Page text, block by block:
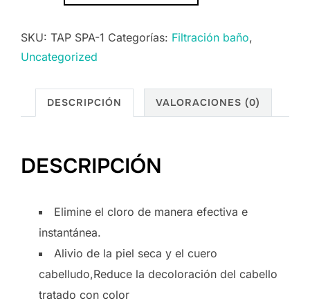
SKU: TAP SPA-1 Categorías: Filtración baño,
Uncategorized
DESCRIPCIÓN VALORACIONES (0)
DESCRIPCIÓN
Elimine el cloro de manera efectiva e
instantánea.
Alivio de la piel seca y el cuero
cabelludo,Reduce la decoloración del cabello
tratado con color